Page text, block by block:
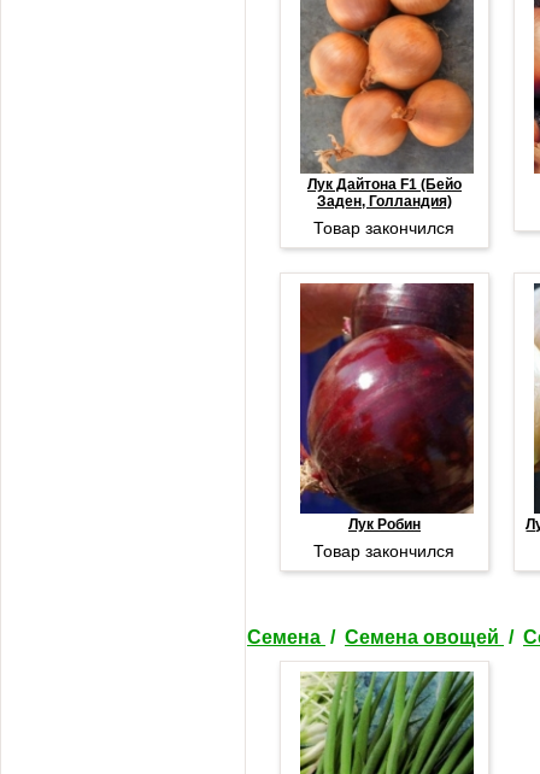
Лук Дайтона F1 (Бейо
Заден, Голландия)
Товар закончился
Лук Робин
Товар закончился
Семена / Семена овощей /